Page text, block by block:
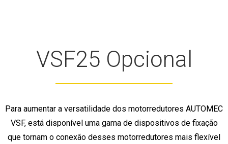
VSF25 Opcional
Para aumentar a versatilidade dos motorredutores AUTOMEC
VSF, está disponível uma gama de dispositivos de fixação
que tornam o conexão desses motorredutores mais flexível